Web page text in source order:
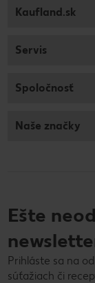
Kaufland.sk
Servis
Spoločnosť
Naše značky
Ešte
Prihláste sa na
súťažiach či